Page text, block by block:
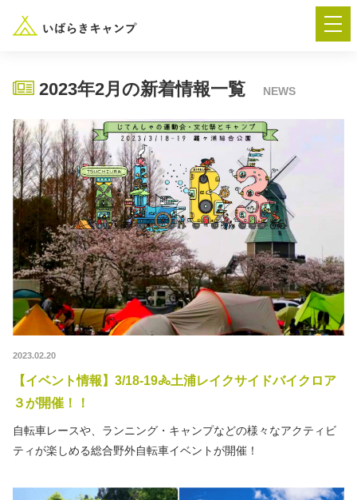
― AUTUMN FESTA 2026 ―
イベント-トップ
“いばらき”のキャンプ場を探す
楽しみ方 新着情報
イベント情報 春夏キャンプ
湖畔キャンプ
2023年2月の新着情報一覧 NEWS
2023.02.20
【イベント情報】3/18-19🚴土浦レイクサイドバイクロア
３が開催！！
自転車レースや、ランニング・キャンプなどの様々なアクティビ
ティが楽しめる総合野外自転車イベントが開催！